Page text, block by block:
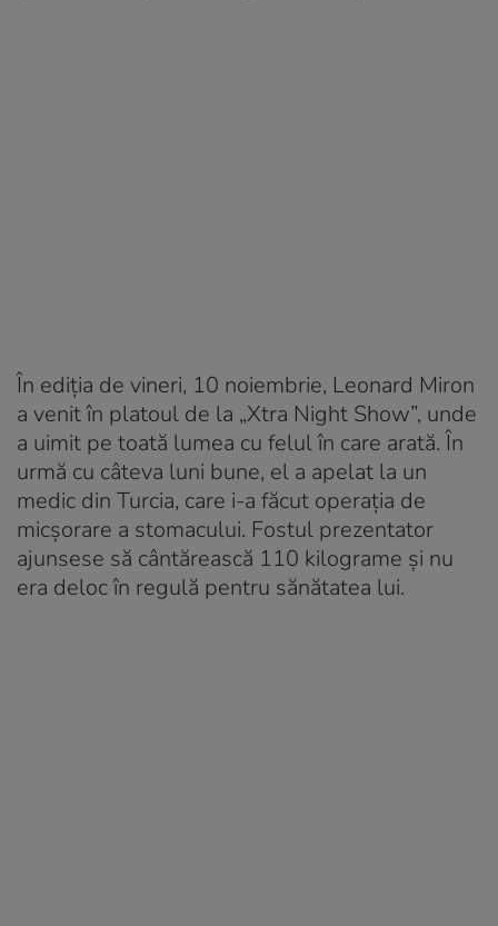
În ediția de vineri, 10 noiembrie, Leonard Miron
a venit în platoul de la „Xtra Night Show”, unde
a uimit pe toată lumea cu felul în care arată. În
urmă cu câteva luni bune, el a apelat la un
medic din Turcia, care i-a făcut operația de
micșorare a stomacului. Fostul prezentator
ajunsese să cântărească 110 kilograme și nu
era deloc în regulă pentru sănătatea lui.